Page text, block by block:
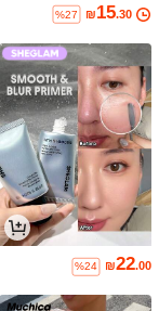
₪15.30
%27
₪22.00
%24